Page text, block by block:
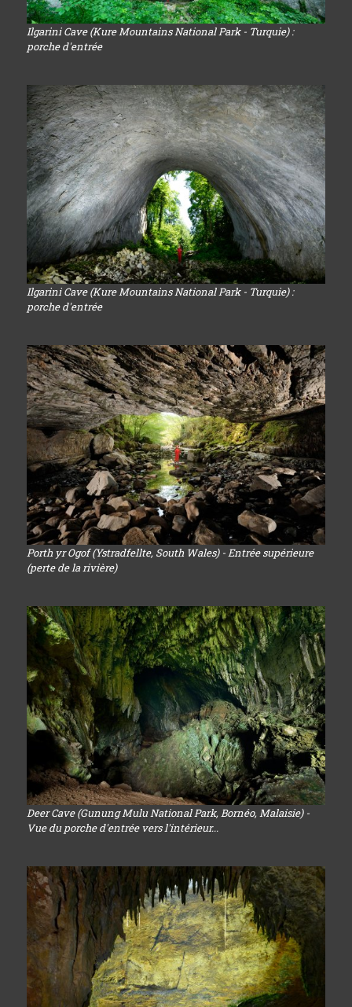
Ilgarini Cave (Kure Mountains National Park - Turquie) :
porche d'entrée
Ilgarini Cave (Kure Mountains National Park - Turquie) :
porche d'entrée
Porth yr Ogof (Ystradfellte, South Wales) - Entrée supérieure
(perte de la rivière)
Deer Cave (Gunung Mulu National Park, Bornéo, Malaisie) -
Vue du porche d'entrée vers l'intérieur...